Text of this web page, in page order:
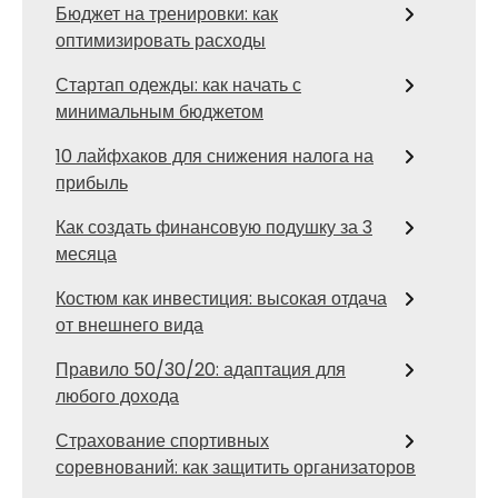
Бюджет на тренировки: как
оптимизировать расходы
Стартап одежды: как начать с
минимальным бюджетом
10 лайфхаков для снижения налога на
прибыль
Как создать финансовую подушку за 3
месяца
Костюм как инвестиция: высокая отдача
от внешнего вида
Правило 50/30/20: адаптация для
любого дохода
Страхование спортивных
соревнований: как защитить организаторов